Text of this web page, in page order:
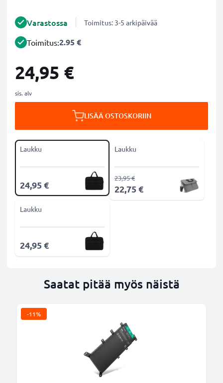
Varastossa Toimitus: 3-5 arkipäivää
Toimitus:2.95 €
24,95 €
sis. alv
LISÄÄ OSTOSKORIIN
Laukku
24,95 €
Laukku
22,75 €
23,95 €
Laukku
24,95 €
Saatat pitää myös näistä
-11%